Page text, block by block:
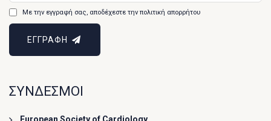
Με την εγγραφή σας, αποδέχεστε την πολιτική απορρήτου
ΕΓΓΡΑΦΗ
ΣΥΝΔΕΣΜΟΙ
European Society of Cardiology